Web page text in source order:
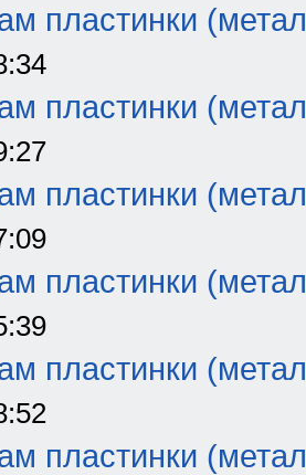
пластинки
пластинки
пластинки
пластинки
пластинки
пластинки